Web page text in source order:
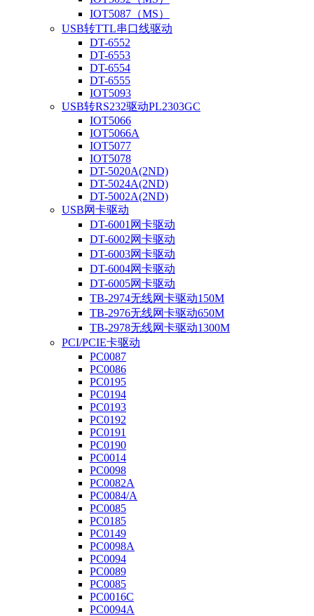
IOT5087（MS）
USB转TTL串口线驱动
DT-6552
DT-6553
DT-6554
DT-6555
IOT5093
USB转RS232驱动PL2303GC
IOT5066
IOT5066A
IOT5077
IOT5078
DT-5020A(2ND)
DT-5024A(2ND)
DT-5002A(2ND)
USB网卡驱动
DT-6001网卡驱动
DT-6002网卡驱动
DT-6003网卡驱动
DT-6004网卡驱动
DT-6005网卡驱动
TB-2974无线网卡驱动150M
TB-2976无线网卡驱动650M
TB-2978无线网卡驱动1300M
PCI/PCIE卡驱动
PC0087
PC0086
PC0195
PC0194
PC0193
PC0192
PC0191
PC0190
PC0014
PC0098
PC0082A
PC0084/A
PC0085
PC0185
PC0149
PC0098A
PC0094
PC0089
PC0085
PC0016C
PC0094A